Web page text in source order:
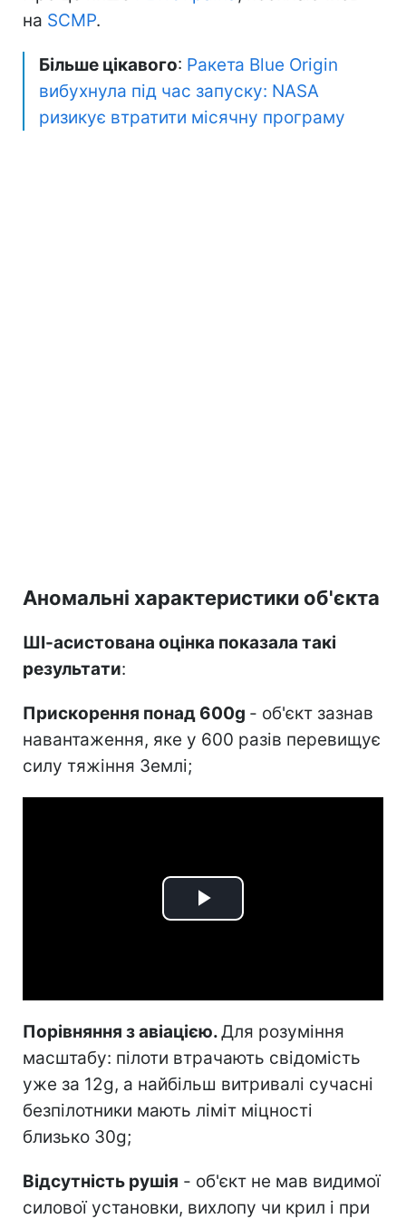
на SCMP.
Більше цікавого: Ракета Blue Origin
вибухнула під час запуску: NASA
ризикує втратити місячну програму
Аномальні характеристики об'єкта
ШІ-асистована оцінка показала такі
результати:
Прискорення понад 600g - об'єкт зазнав
навантаження, яке у 600 разів перевищує
силу тяжіння Землі;
Play
Порівняння з авіацією.Для розуміння
масштабу: пілоти втрачають свідомість
уже за 12g, а найбільш витривалі сучасні
безпілотники мають ліміт міцності
близько 30g;
Відсутність рушія - об'єкт не мав видимої
силової установки, вихлопу чи крил і при